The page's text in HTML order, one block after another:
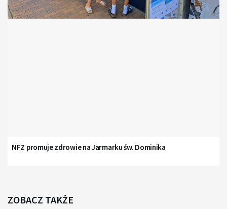
NFZ promuje zdrowie na Jarmarku św. Dominika
ZOBACZ TAKŻE